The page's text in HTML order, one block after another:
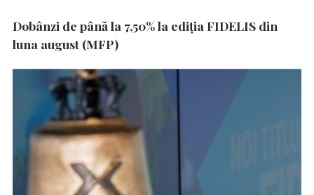
Dobânzi de până la 7,50% la ediția FIDELIS din
luna august (MFP)